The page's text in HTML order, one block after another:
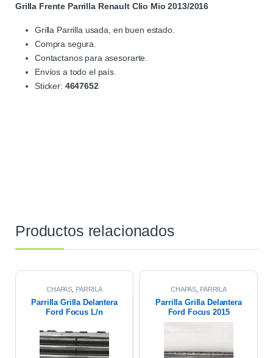
Grilla Frente Parrilla Renault Clio Mio 2013/2016
Grilla Parrilla usada, en buen estado.
Compra segura.
Contactanos para asesorarte.
Envíos a todo el país.
Sticker: 4647652
Productos relacionados
CHAPAS PARRILA
Parrilla Grilla Delantera
Ford Focus L/n
CHAPAS PARRILA
Parrilla Grilla Delantera
Ford Focus 2015